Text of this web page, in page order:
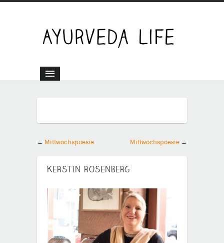
← Mittwochspoesie Mittwochspoesie →
KERSTIN ROSENBERG